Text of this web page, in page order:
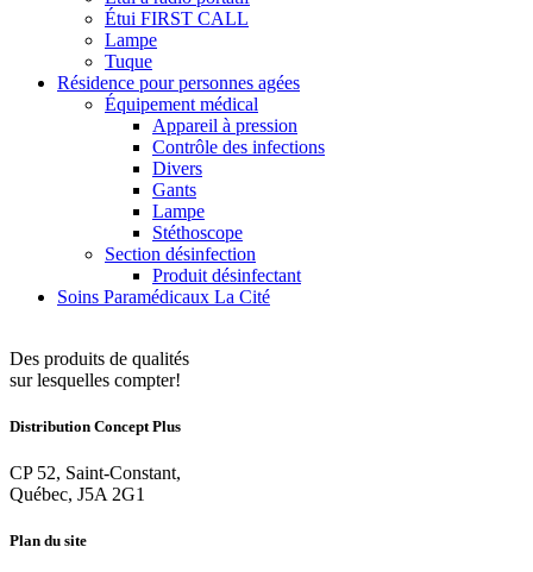
Étui FIRST CALL
Lampe
Tuque
Résidence pour personnes agées
Équipement médical
Appareil à pression
Contrôle des infections
Divers
Gants
Lampe
Stéthoscope
Section désinfection
Produit désinfectant
Soins Paramédicaux La Cité
Des produits de qualités
sur lesquelles compter!
Distribution Concept Plus
CP 52, Saint-Constant,
Québec, J5A 2G1
Plan du site